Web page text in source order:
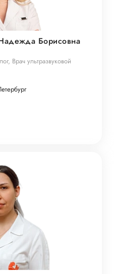
Борисовна
Врач ультразвуковой